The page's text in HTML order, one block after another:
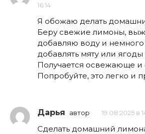
16:14
Я обожаю делать
Беру свежие лимоны,
добавляю воду и
добавлять мяту или ягоды
Получается освежающе и
Попробуйте, это легко и
Дарья автор 19.08.2025 в
Сделать домашний